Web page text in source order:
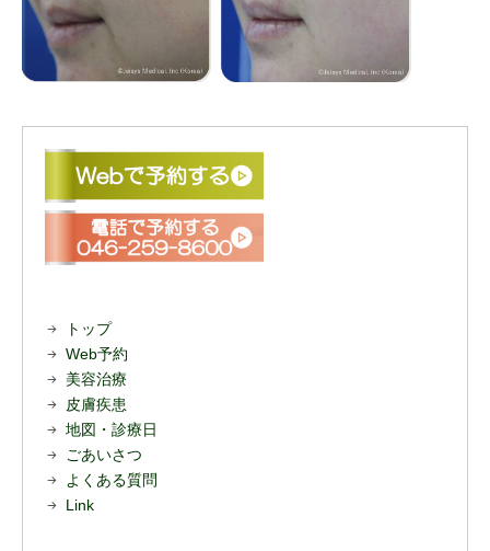
トップ
Web予約
美容治療
皮膚疾患
地図・診療日
ごあいさつ
よくある質問
Link